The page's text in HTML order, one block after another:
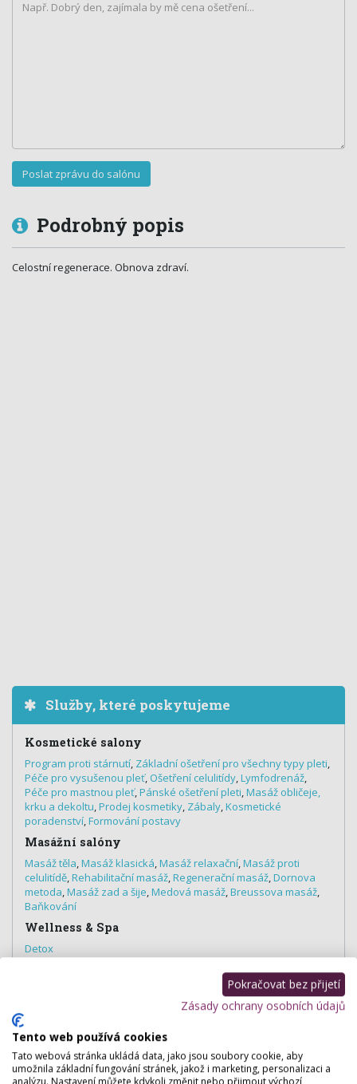
Podrobný popis
Celostní regenerace. Obnova zdraví.
Služby, které poskytujeme
Kosmetické salony
Program proti stárnutí, Základní ošetření pro všechny typy pleti,
Péče pro vysušenou pleť, Ošetření celulitídy,Lymfodrenáž,
Péče pro mastnou pleť,Pánské ošetření pleti,Masáž obličeje,
krku a dekoltu,Prodej kosmetiky, Zábaly,Kosmetické
poradenství,Formování postavy
Masážní salóny
Masáž těla,Masáž klasická,Masáž relaxační,Masáž proti
celulitídě,Rehabilitační masáž,Regenerační masáž,Dornova
metoda,Masáž zad a šije,Medová masáž,Breussova masáž,
Baňkování
Wellness & Spa
Detox
Prodej potravinových doplňků
E-shopy
Kosmetika
Pokračovat bez přijetí
Zásady ochrany osobních údajů
Tento web používá cookies
Tato webová stránka ukládá data, jako jsou soubory cookie, aby
umožnila základní fungování stránek, jakož i marketing, personalizaci a